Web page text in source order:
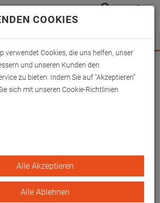
für Fachhändler zum
-Mehr Informationen hier
Anmelden
zu Art.
Rot
Bezug für hygienische
COOKIES
verwendet Cookies, die uns helfen, unser
und unseren Kunden den
zu bieten. Indem Sie auf "Akzeptieren"
sich mit unseren Cookie-Richtlinien
Alle Akzeptieren
Alle Ablehnen